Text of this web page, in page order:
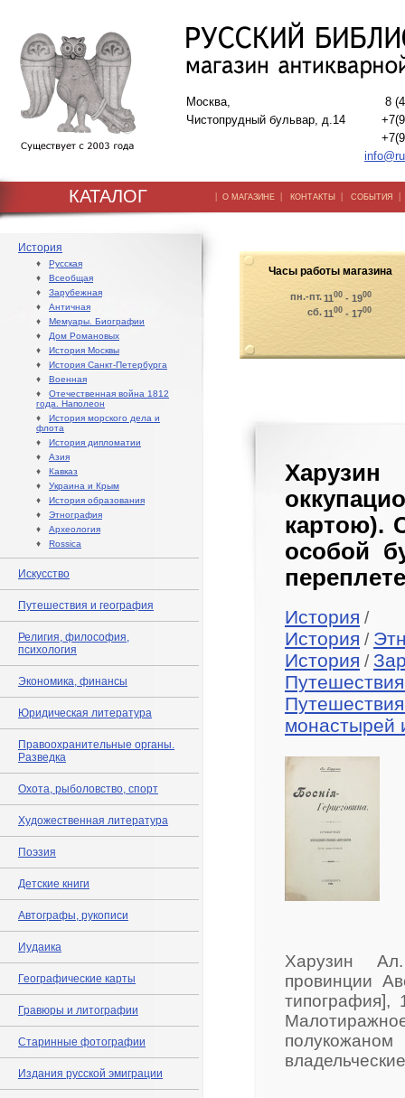
Москва,
Чистопрудный бульвар, д.14
8
КАТАЛОГ | О МАГАЗИНЕ | КОНТАКТЫ | СОБЫТИЯ
История
♦ Русская
♦ Всеобщая
♦ Зарубежная
♦ Античная
♦ Мемуары. Биографии
♦ Дом Романовых
♦ История Москвы
♦ История Санкт-Петербурга
♦ Военная
♦ Отечественная война 1812
года. Наполеон
♦ История морского дела и
флота
♦ История дипломатии
♦ Азия
♦ Кавказ
♦ Украина и Крым
♦ История образования
♦ Этнография
♦ Археология
♦ Rossica
Искусство
Путешествия и география
Религия, философия,
психология
Экономика, финансы
Юридическая литература
Правоохранительные органы.
Разведка
Охота, рыболовство, спорт
Художественная литература
Поэзия
Детские книги
Автографы, рукописи
Иудаика
Географические карты
Гравюры и литографии
Старинные фотографии
Издания русской эмиграции
Часы работы магазина
пн.-пт.1100 - 1900
сб.1100 - 1700
Харузин
картою).
особой
История /
История /
История /
монастырей
Харузин Ал.
провинции